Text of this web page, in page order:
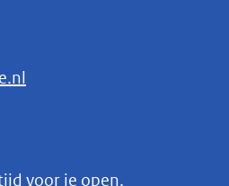
voor je open.